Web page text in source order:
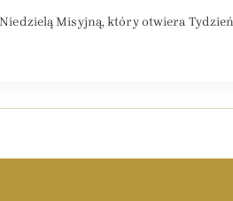
Misyjną, który otwiera